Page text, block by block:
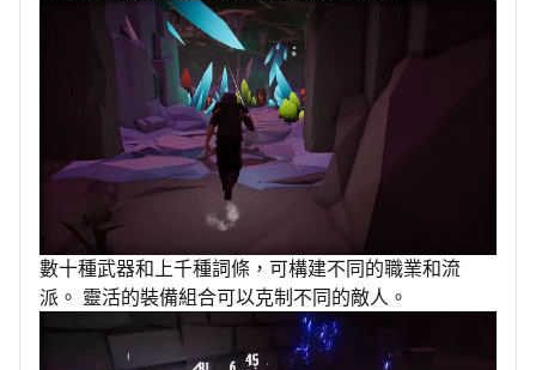
數十種武器和上千種詞條，可構建不同的職業和流
派。 靈活的裝備組合可以克制不同的敵人。